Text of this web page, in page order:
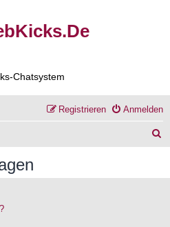
Chatsystem
Anmelden
Registrieren